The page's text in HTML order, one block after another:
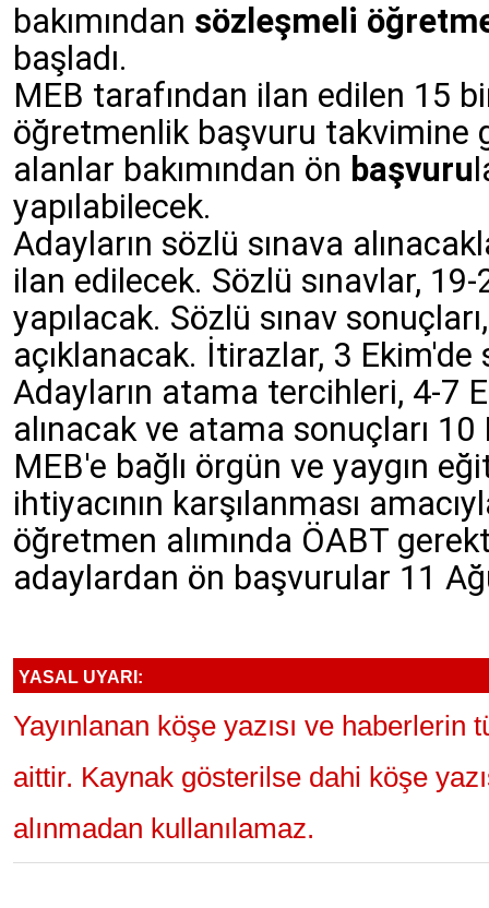
bakımından sözleşmeli
başladı.
MEB tarafından ilan edilen 15
öğretmenlik başvuru takvimine
alanlar bakımından ön başvuru
yapılabilecek.
Adayların sözlü sınava
ilan edilecek. Sözlü sınavlar,
yapılacak. Sözlü sınav
açıklanacak. İtirazlar, 3 Ekim'de
Adayların atama tercihleri, 4-7
alınacak ve atama sonuçları 10
MEB'e bağlı örgün ve yaygın
ihtiyacının karşılanması
öğretmen alımında ÖABT
adaylardan ön başvurular 11
YASAL UYARI:
Yayınlanan köşe yazısı ve haberlerin
aittir. Kaynak gösterilse dahi köşe
alınmadan kullanılamaz.